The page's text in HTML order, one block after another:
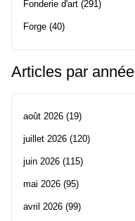
Fonderie d'art (291)
Forge (40)
Articles par
août 2026 (19)
juillet 2026 (120)
juin 2026 (115)
mai 2026 (95)
avril 2026 (99)